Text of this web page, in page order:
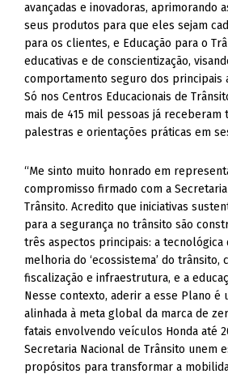
avançadas e inovadoras, aprimorando
seus produtos para que eles sejam
para os clientes, e Educação para o
educativas e de conscientização,
comportamento seguro dos principais
Só nos Centros Educacionais de
mais de 415 mil pessoas já receberam
palestras e orientações práticas em
“Me sinto muito honrado em
compromisso firmado com a
Trânsito. Acredito que iniciativas
para a segurança no trânsito são
três aspectos principais: a tecnológica
melhoria do ‘ecossistema’ do trânsito,
fiscalização e infraestrutura, e a
Nesse contexto, aderir a esse Plano é
alinhada à meta global da marca de
fatais envolvendo veículos Honda até
Secretaria Nacional de Trânsito unem
propósitos para transformar a